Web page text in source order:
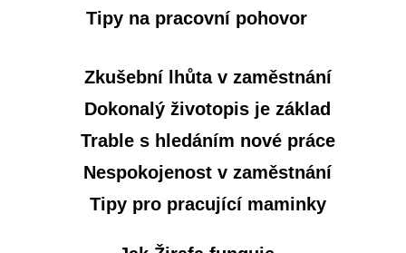
Tipy na pracovní pohovor
Zkušební lhůta v zaměstnání
Dokonalý životopis je základ
Trable s hledáním nové práce
Nespokojenost v zaměstnání
Tipy pro pracující maminky